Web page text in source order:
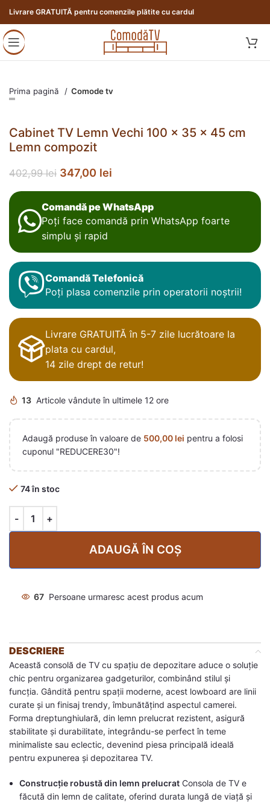
Livrare GRATUITĂ pentru comenzile plătite cu cardul
Prima pagină Comode tv
Cabinet TV Lemn Vechi 100 x 35 x 45 cm
Lemn compozit
402,99lei 347,00 lei
Comandă pe WhatsApp
Poți face comandă prin WhatsApp foarte
simplu și rapid
Comandă Telefonică
Poți plasa comenzile prin operatorii noștrii!
Livrare GRATUITĂ în 5-7 zile lucrătoare la
plata cu cardul,
14 zile drept de retur!
13 Articole vândute în ultimele 12 ore
Adaugă produse în valoare de 500,00 lei pentru a folosi
cuponul "REDUCERE30"!
74 în stoc
ADAUGĂ ÎN COȘ
67 Persoane urmaresc acest produs acum
DESCRIERE
Această consolă de TV cu spațiu de depozitare aduce o soluție
chic pentru organizarea gadgeturilor, combinând stilul și
funcția. Gândită pentru spații moderne, acest lowboard are linii
curate și un finisaj trendy, îmbunătățind aspectul camerei.
Forma dreptunghiulară, din lemn prelucrat rezistent, asigură
stabilitate și durabilitate, integrându-se perfect în teme
minimaliste sau eclectic, devenind piesa principală ideală
pentru expunerea și depozitarea TV.
Construcție robustă din lemn prelucrat Consola de TV e
făcută din lemn de calitate, oferind durata lungă de viață și